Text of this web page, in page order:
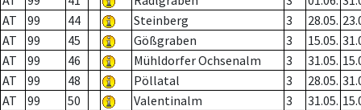
AT
99 44 Steinberg 3 28.05.
AT
99 45 Gößgraben 3 15.05.
AT
99 46 Mühldorfer Ochsenalm 3 31.05.
AT
99 48 Pöllatal 3 28.05.
AT
99 50 Valentinalm 3 31.05.